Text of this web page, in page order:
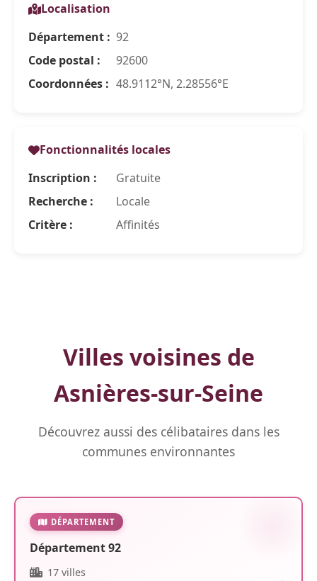
Localisation
Département : 92
Code postal :
92600
Coordonnées : 48.9112°N, 2.28556°E
Fonctionnalités locales
Inscription :
Gratuite
Recherche :
Locale
Critère :
Affinités
Villes voisines de
Asnières-sur-Seine
Découvrez aussi des célibataires dans les
communes environnantes
DÉPARTEMENT
Département 92
17 villes